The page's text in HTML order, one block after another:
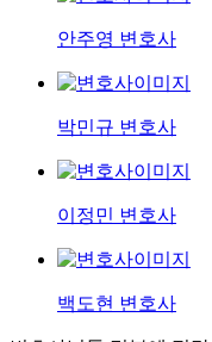
안주영 변호사
박민규 변호사
이정민 변호사
백도현 변호사